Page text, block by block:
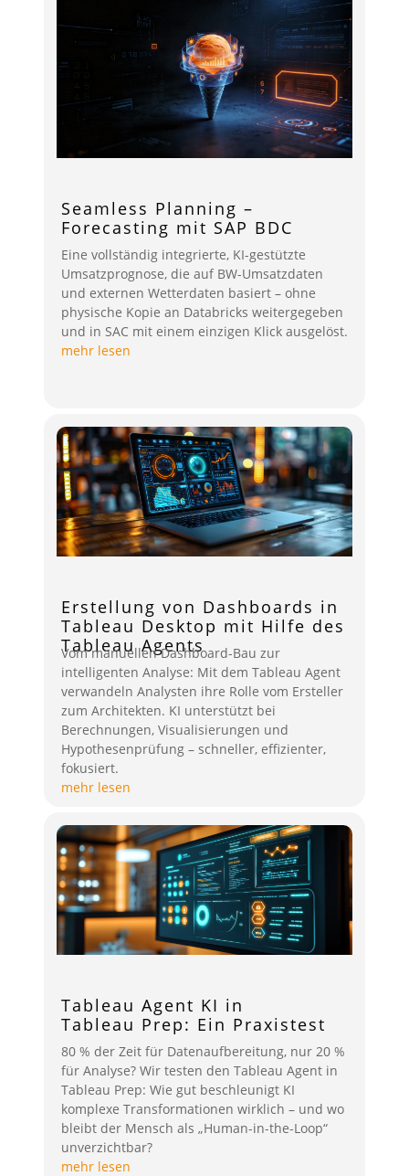
Seamless Planning –
Forecasting mit SAP BDC
Eine vollständig integrierte, KI-gestützte
Umsatzprognose, die auf BW-Umsatzdaten
und externen Wetterdaten basiert – ohne
physische Kopie an Databricks weitergegeben
und in SAC mit einem einzigen Klick ausgelöst.
mehr lesen
Erstellung von Dashboards in
Tableau Desktop mit Hilfe des
Tableau Agents
Vom manuellen Dashboard-Bau zur
intelligenten Analyse: Mit dem Tableau Agent
verwandeln Analysten ihre Rolle vom Ersteller
zum Architekten. KI unterstützt bei
Berechnungen, Visualisierungen und
Hypothesenprüfung – schneller, effizienter,
fokusiert.
mehr lesen
Tableau Agent KI in
Tableau Prep: Ein Praxistest
80 % der Zeit für Datenaufbereitung, nur 20 %
für Analyse? Wir testen den Tableau Agent in
Tableau Prep: Wie gut beschleunigt KI
komplexe Transformationen wirklich – und wo
bleibt der Mensch als „Human-in-the-Loop“
unverzichtbar?
mehr lesen